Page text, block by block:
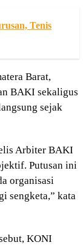
Tenis
Barat,
BAKI sekaligus
sejak
Arbiter BAKI
Putusan ini
organisasi
sengketa,” kata
KONI